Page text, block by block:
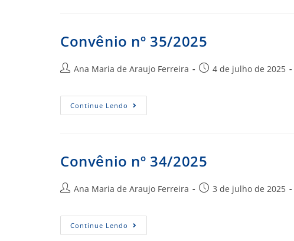
Convênio nº 35/2025
Autor
post:
Ana Maria de Araujo Ferreira
Post4 de julho de 2025
Continue Lendo Convênio
Nº
Convênio nº 34/2025
Autor
post:
Ana Maria de Araujo Ferreira
Post3 de julho de 2025
Continue Lendo Convênio
Nº